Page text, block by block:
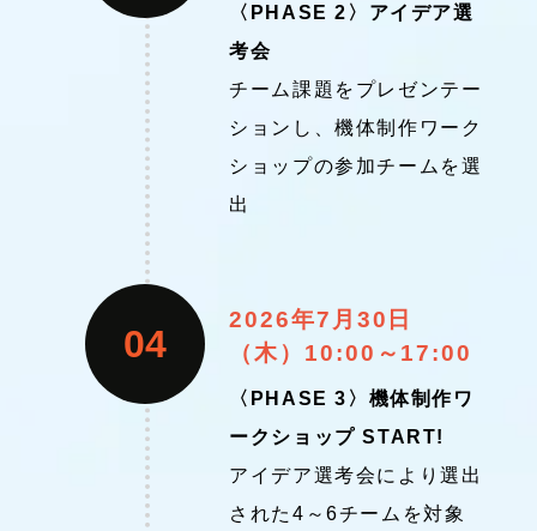
〈PHASE 2〉アイデア選
考会
チーム課題をプレゼンテー
ションし、機体制作ワーク
ショップの参加チームを選
出
04
2026年7月30日
（木）10:00～17:00
〈PHASE 3〉機体制作ワ
ークショップ START!
アイデア選考会により選出
された4～6チームを対象